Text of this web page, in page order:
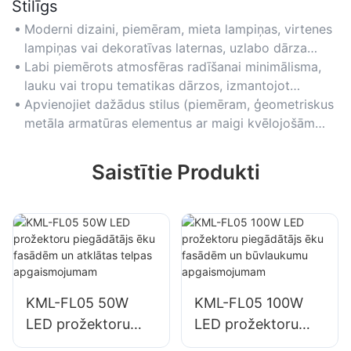
Stilīgs
Moderni dizaini, piemēram, mieta lampiņas, virtenes
lampiņas vai dekoratīvas laternas, uzlabo dārza
estētiku ar mūsdienīgu pieskārienu.
Labi piemērots atmosfēras radīšanai minimālisma,
lauku vai tropu tematikas dārzos, izmantojot
dažādas krāsu temperatūras (no silti baltas līdz vēsi
baltai).
Apvienojiet dažādus stilus (piemēram, ģeometriskus
metāla armatūras elementus ar maigi kvēlojošām
nekonfliktējot ar ainavas tēmām.
Saistītie Produkti
KML-FL05 50W
LED prožektoru
piegādātājs ēku
KML-FL05 100W
LED prožektoru
piegādātājs ēku